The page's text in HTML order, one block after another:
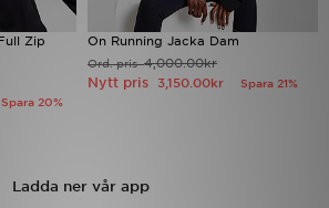
Zip
Spara 20%
On Running Jacka Dam
Ord. pris4,000.00kr
Nytt pris 3,150.00kr Spara 21%
Ladda ner vår app